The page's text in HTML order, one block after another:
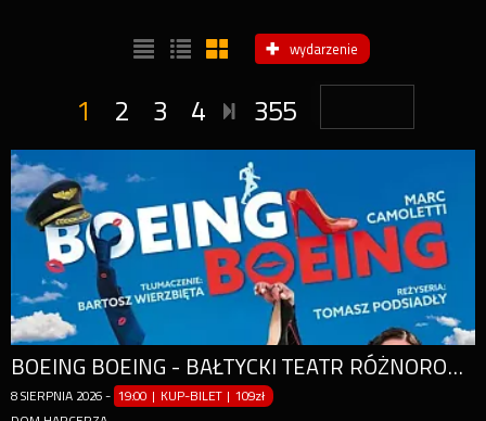
wydarzenie
1 2 3 4 355
BOEING BOEING - BAŁTYCKI TEATR RÓŻNORODNOŚCI
8 SIERPNIA 2026 - 19:00 | KUP-BILET |109zł